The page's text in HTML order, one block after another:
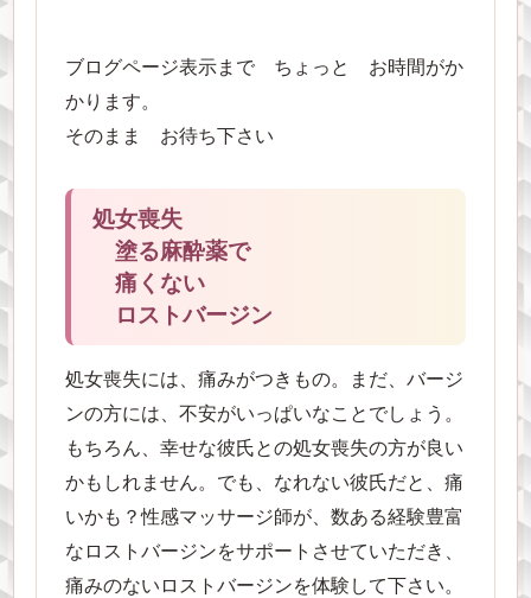
ブログページ表示まで ちょっと お時間がか
かります。
そのまま お待ち下さい
処女喪失
塗る麻酔薬で
痛くない
ロストバージン
処女喪失には、痛みがつきもの。まだ、バージ
ンの方には、不安がいっぱいなことでしょう。
もちろん、幸せな彼氏との処女喪失の方が良い
かもしれません。でも、なれない彼氏だと、痛
いかも？性感マッサージ師が、数ある経験豊富
なロストバージンをサポートさせていただき、
痛みのないロストバージンを体験して下さい。